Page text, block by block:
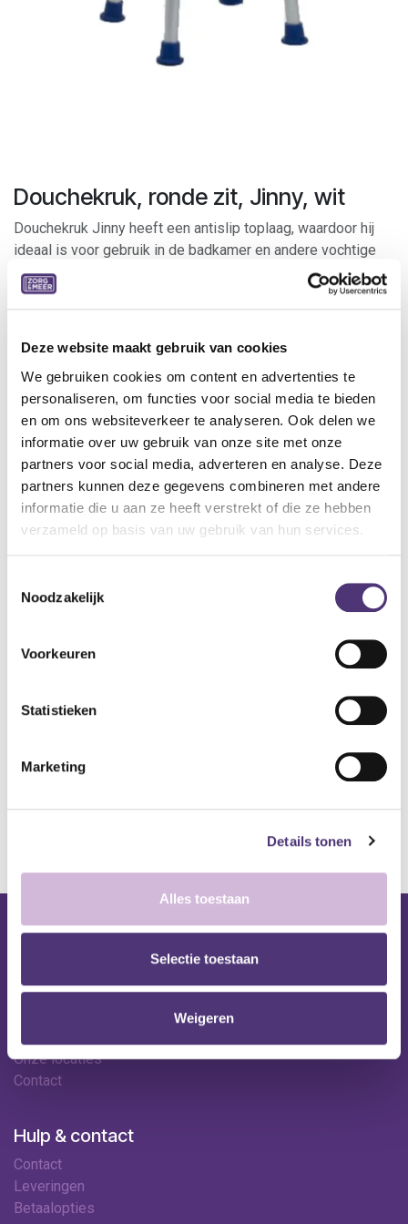
Deze website maakt gebruik van cookies
We gebruiken cookies om content en advertenties te
personaliseren, om functies voor social media te bieden
en om ons websiteverkeer te analyseren. Ook delen we
informatie over uw gebruik van onze site met onze
partners voor social media, adverteren en analyse. Deze
partners kunnen deze gegevens combineren met andere
informatie die u aan ze heeft verstrekt of die ze hebben
verzameld op basis van uw gebruik van hun services.
Noodzakelijk
Voorkeuren
Statistieken
Marketing
Details tonen
Alles toestaan
Selectie toestaan
Weigeren
Douchekruk, ronde zit, Jinny, wit
Douchekruk Jinny heeft een antislip toplaag, waardoor hij
ideaal is voor gebruik in de badkamer en andere vochtige
omgevingen. De poten zijn uitgerust met speciaal
ontworpen rubberen uiteinden die zich vastzuigen voor
extra veiligheid en stabiliteit op gladde oppervlakken.
lichaamslengte en is verkrijgbaar in wit en blauw.
Specificaties:
Zitbreedte: 320mm
Totale breedte: 350mm
Lengte: 350mm
Zithoogte: 330 - 510mm
Pootverstelling: 150mm
Gewicht: 1.5kg
36,31€
Aan winkelmandje toevoegen
Nuttige links
Huren
Onze locaties
Contact
Hulp & contact
Contact
Leveringen
Betaalopties